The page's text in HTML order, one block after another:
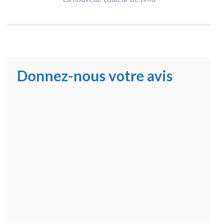
Donnez-nous votre avis